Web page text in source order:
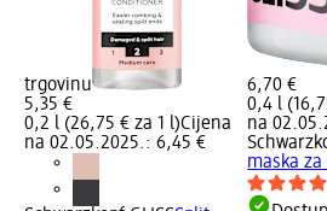
trgovinu
5,35 €
0,2 l (26,75 € za 1 l)Cijena
na 02.05.2025.: 6,45 €
6,70 €
0,4 l
na
maska